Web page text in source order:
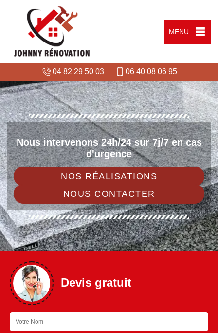
MENU
04 82 29 50 03 06 40 08 06 95
Nous intervenons 24h/24 sur 7j/7 en cas
d'urgence
NOS RÉALISATIONS
NOUS CONTACTER
Devis gratuit